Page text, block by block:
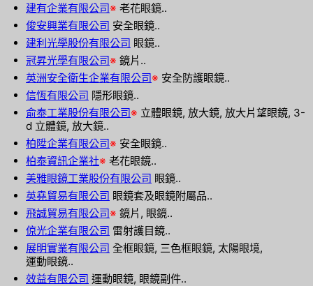
建有企業有限公司※ 老花眼鏡..
俊安興業有限公司 安全眼鏡..
建利光學股份有限公司 眼鏡..
冠昇光學有限公司※ 鏡片..
英洲安全衛生企業有限公司※ 安全防護眼鏡..
信恆有限公司 隱形眼鏡..
俞泰工業股份有限公司※ 立體眼鏡, 放大鏡, 放大片望眼鏡, 3-
d 立體鏡, 放大鏡..
柏陞企業有限公司※ 安全眼鏡..
柏泰資訊企業社※ 老花眼鏡..
美雅眼鏡工業股份有限公司 眼鏡..
英堯貿易有限公司 眼鏡套及眼鏡附屬品..
飛誠貿易有限公司※ 鏡片, 眼鏡..
倞光企業有限公司 雷射護目鏡..
展明實業有限公司 全框眼鏡, 三色框眼鏡, 太陽眼境,
運動眼鏡..
效益有限公司 運動眼鏡, 眼鏡副件..